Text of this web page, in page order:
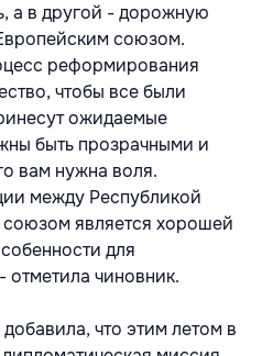
а в другой - дорожную
союзом.
реформирования
чтобы все были
ожидаемые
быть прозрачными и
вам нужна воля.
между Республикой
является хорошей
для
отметила чиновник.
что этим летом в